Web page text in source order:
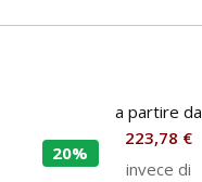
20%
a partire da
223,78 €
invece di